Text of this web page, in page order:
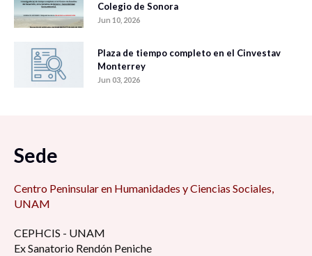
Colegio de Sonora
Jun 10, 2026
Plaza de tiempo completo en el Cinvestav
Monterrey
Jun 03, 2026
Sede
Centro Peninsular en Humanidades y Ciencias Sociales,
UNAM
CEPHCIS - UNAM
Ex Sanatorio Rendón Peniche